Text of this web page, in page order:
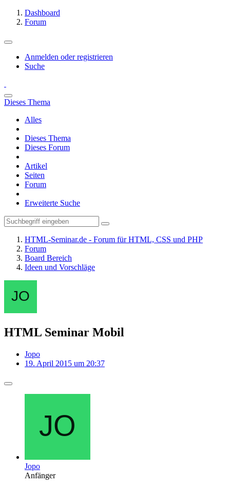
Dashboard
Forum
Anmelden oder registrieren
Suche
Dieses Thema
Alles
Dieses Thema
Dieses Forum
Artikel
Seiten
Forum
Erweiterte Suche
HTML-Seminar.de - Forum für HTML, CSS und PHP
Forum
Board Bereich
Ideen und Vorschläge
HTML Seminar Mobil
Jopo
19. April 2015 um 20:37
Jopo
Anfänger